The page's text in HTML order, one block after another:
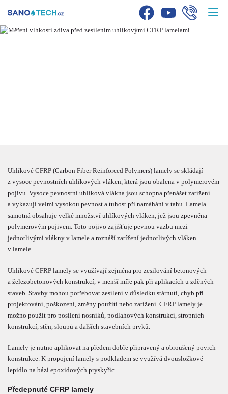
Uhlíkové CFRP (Carbon Fiber Reinforced Polymers) lamely se skládají
z vysoce pevnostních uhlíkových vláken, která jsou obalena v polymerovém
pojivu. Vysoce pevnostní uhlíková vlákna jsou schopna přenášet zatížení
a vykazují velmi vysokou pevnost a tuhost při namáhání v tahu. Lamela
samotná obsahuje velké množství uhlíkových vláken, jež jsou zpevněna
polymerovým pojivem. Toto pojivo zajišťuje pevnou vazbu mezi
jednotlivými vlákny v lamele a roznáší zatížení jednotlivých vláken
v lamele.
Uhlíkové CFRP lamely se využívají zejména pro zesilování betonových
a železobetonových konstrukcí, v menší míře pak při aplikacích u zděných
staveb. Stavby mohou potřebovat zesílení v důsledku stárnutí, chyb při
projektování, poškození, změny použití nebo zatížení. CFRP lamely je
možno použít pro posílení nosníků, podlahových konstrukcí, stropních
konstrukcí, stěn, sloupů a dalších stavebních prvků.
Lamely je nutno aplikovat na předem dobře připravený a obroušený povrch
konstrukce. K propojení lamely s podkladem se využívá dvousložkové
lepidlo na bázi epoxidových pryskyřic.
Předepnuté CFRP lamely